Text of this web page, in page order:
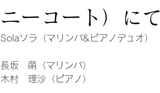
ニーコート）にて
Solaソラ（マリンバ&ピアノデュオ）
長坂　萌（マリンバ）
木村　理沙（ピアノ）